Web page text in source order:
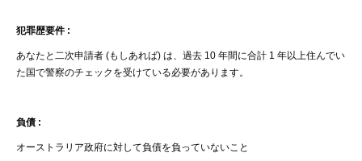
犯罪歴要件 :
あなたと二次申請者 (もしあれば) は、過去 10 年間に合計 1 年以上住んでい
た国で警察のチェックを受けている必要があります。
負債 :
オーストラリア政府に対して負債を負っていないこと